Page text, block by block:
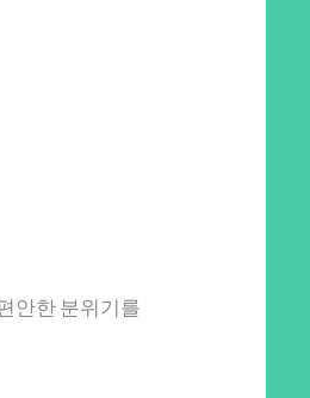
안한 분위기를